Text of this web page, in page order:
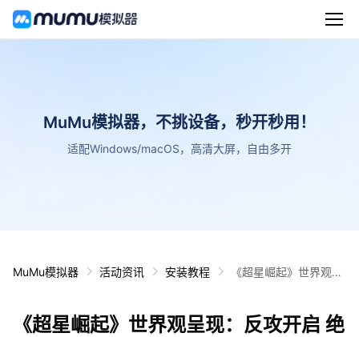
MuMu模拟器，不挑设备，秒开秒用！
适配Windows/macOS，高清大屏，自由多开
MuMu模拟器 活动资讯 安装教程
《超星崛起》世界观呈
《超星崛起》世界观呈现：反攻开启 绝